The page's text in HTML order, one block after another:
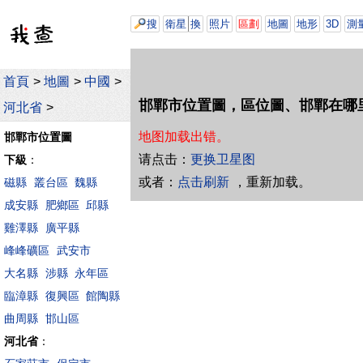
首頁 > 地圖 > 中國 >
河北省 >
邯鄲市位置圖
下級 ：
磁縣 叢台區 魏縣
成安縣
肥鄉區 邱縣
雞澤縣
廣平縣
峰峰礦區 武安市
大名縣 涉縣 永年區
臨漳縣 復興區 館陶縣
曲周縣 邯山區
河北省：
搜 衛星 換 照片 區劃 地圖 地形 3D 測
邯鄲市位置圖，區位圖、邯鄲在哪
地图加载出错。
请点击： 更换卫星图
或者： 点击刷新 ，重新加载。